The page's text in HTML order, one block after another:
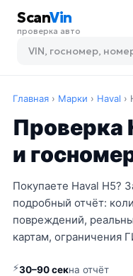
ScanVin
проверка авто
Главная › Марки › Haval ›
Проверка
и
Покупаете Haval H5?
подробный отчёт:
повреждений,
картам, ограничения
⚡30–90 секна отчёт